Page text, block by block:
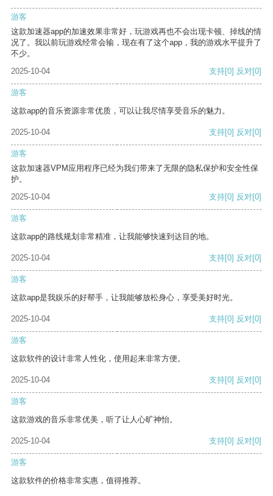
游客
这款加速器app的加速效果非常好，玩游戏再也不会出现卡顿、掉线的情
况了。我以前玩游戏经常会输，现在有了这个app，我的游戏水平提升了
不少。
2025-10-04
支持[0] 反对[0]
游客
这款app的音乐资源非常优质，可以让我尽情享受音乐的魅力。
2025-10-04 支持[0] 反对[0]
游客
这款加速器VPM应用程序已经为我们带来了无限的隐私保护和安全性保
护。
2025-10-04
支持[0] 反对[0]
游客
这款app的路线规划非常精准，让我能够快速到达目的地。
2025-10-04 支持[0] 反对[0]
游客
这款app是我娱乐的好帮手，让我能够放松身心，享受美好时光。
2025-10-04 支持[0] 反对[0]
游客
这款软件的设计非常人性化，使用起来非常方便。
2025-10-04 支持[0] 反对[0]
游客
这款游戏的音乐非常优美，听了让人心旷神怡。
2025-10-04 支持[0] 反对[0]
游客
这款软件的价格非常实惠，值得推荐。